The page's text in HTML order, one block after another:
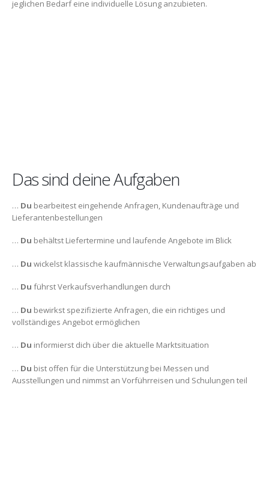
jeglichen Bedarf eine individuelle Lösung anzubieten.
Das sind deine Aufgaben
… Du bearbeitest eingehende Anfragen, Kundenaufträge und
Lieferantenbestellungen
… Du behältst Liefertermine und laufende Angebote im Blick
… Du wickelst klassische kaufmännische Verwaltungsaufgaben ab
… Du führst Verkaufsverhandlungen durch
… Du bewirkst spezifizierte Anfragen, die ein richtiges und
vollständiges Angebot ermöglichen
… Du informierst dich über die aktuelle Marktsituation
… Du bist offen für die Unterstützung bei Messen und
Ausstellungen und nimmst an Vorführreisen und Schulungen teil